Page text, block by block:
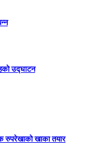
उद्घाटन
रुपरेखाको खाका तयार